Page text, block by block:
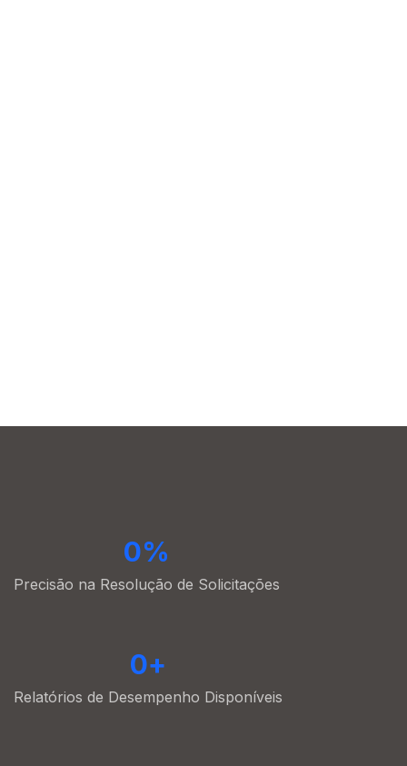
0%
Precisão na Resolução de Solicitações
0+
Relatórios de Desempenho Disponíveis